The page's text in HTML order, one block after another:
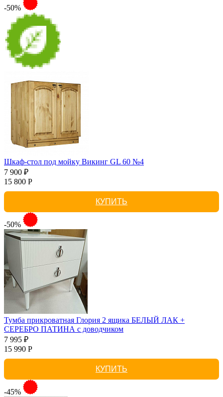
-50%
Шкаф-стол под мойку Викинг GL 60 №4
7 900 ₽
15 800 Р
КУПИТЬ
-50%
Тумба прикроватная Глория 2 ящика БЕЛЫЙ ЛАК +
СЕРЕБРО ПАТИНА с доводчиком
7 995 ₽
15 990 Р
КУПИТЬ
-45%